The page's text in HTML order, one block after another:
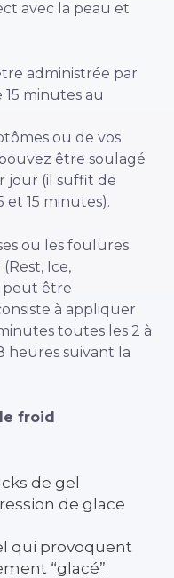
avec la peau et
administrée par
15 minutes au
ou de vos
être soulagé
jour (il suffit de
et 15 minutes).
ou les foulures
Ice,
peut être
à appliquer
toutes les 2 à
heures suivant la
froid
de gel
de glace
qui provoquent
“glacé”.